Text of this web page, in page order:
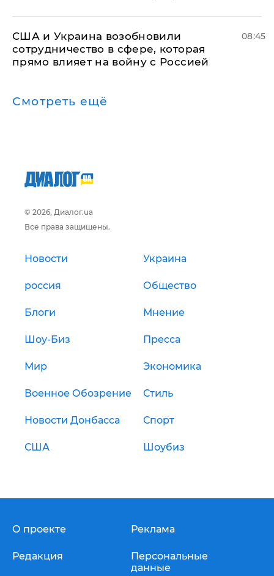
США и Украина возобновили
сотрудничество в сфере, которая
прямо влияет на войну с Россией
08:45
Смотреть ещё
© 2026, Диалог.ua
Все права защищены.
Новости Украина
россия Общество
Блоги Мнение
Шоу-Биз Пресса
Мир Экономика
Военное Обозрение Стиль
Новости Донбасса Спорт
США Шоубиз
О проекте
Редакция
Реклама
Персональные
данные